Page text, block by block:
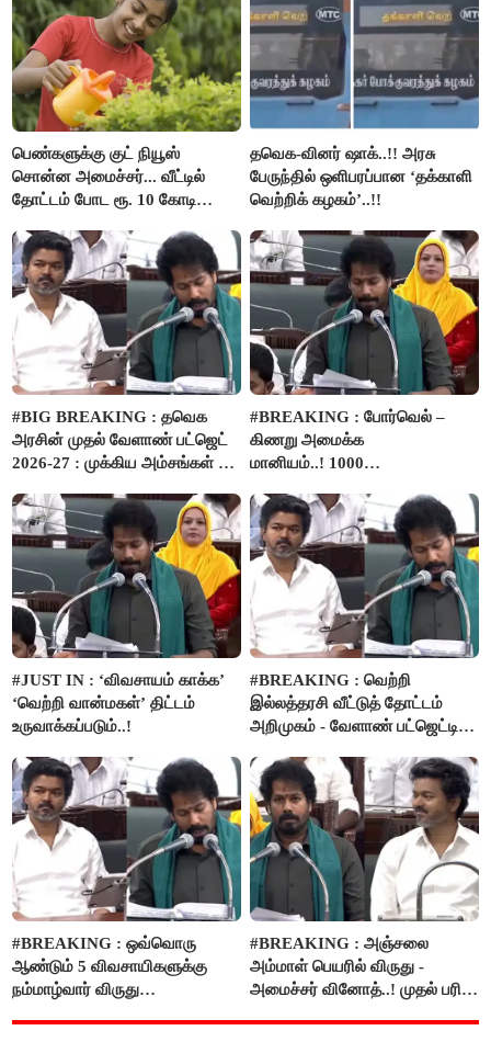
பெண்களுக்கு குட் நியூஸ்
சொன்ன அமைச்சர்... வீட்டில்
தோட்டம் போட ரூ. 10 கோடி
தவெக-வினர் ஷாக்..!! அரசு
பேருந்தில் ஒளிபரப்பான ‘தக்காளி
வெற்றிக் கழகம்’..!!
#BIG BREAKING : தவெக
அரசின் முதல் வேளாண் பட்ஜெட்
2026-27 : முக்கிய அம்சங்கள் ஓர்
#BREAKING : போர்வெல் –
கிணறு அமைக்க
மானியம்..! 1000
பம்புசெட் வழங்கப்படும்..!
#JUST IN : ‘விவசாயம் காக்க’
‘வெற்றி வான்மகள்’ திட்டம்
உருவாக்கப்படும்..!
#BREAKING : வெற்றி
இல்லத்தரசி வீட்டுத் தோட்டம்
அறிமுகம் - வேளாண் பட்ஜெட்டில்
#BREAKING : ஒவ்வொரு
ஆண்டும் 5 விவசாயிகளுக்கு
நம்மாழ்வார் விருது
#BREAKING : அஞ்சலை
அம்மாள் பெயரில் விருது -
அமைச்சர் வினோத்..! முதல் பரிசு